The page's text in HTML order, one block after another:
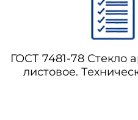
ГОСТ 7481-78 Стекло
листовое.